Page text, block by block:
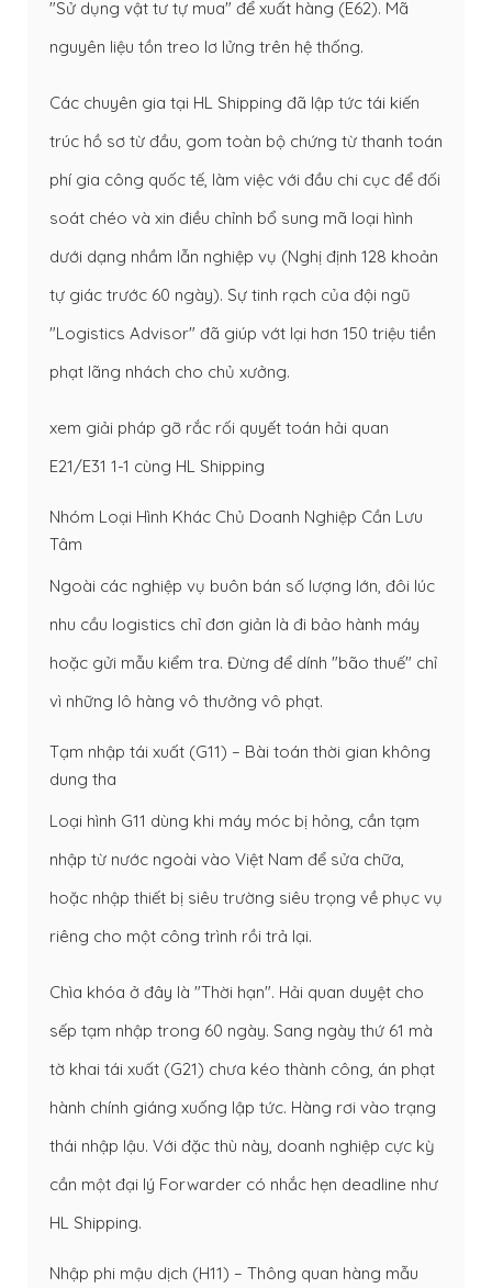
"Sử dụng vật tư tự mua" để xuất hàng (E62). Mã
nguyên liệu tồn treo lơ lửng trên hệ thống.
Các chuyên gia tại HL Shipping đã lập tức tái kiến
trúc hồ sơ từ đầu, gom toàn bộ chứng từ thanh toán
phí gia công quốc tế, làm việc với đầu chi cục để đối
soát chéo và xin điều chỉnh bổ sung mã loại hình
dưới dạng nhầm lẫn nghiệp vụ (Nghị định 128 khoản
tự giác trước 60 ngày). Sự tinh rạch của đội ngũ
"Logistics Advisor" đã giúp vớt lại hơn 150 triệu tiền
phạt lãng nhách cho chủ xưởng.
xem giải pháp gỡ rắc rối quyết toán hải quan
E21/E31 1-1 cùng HL Shipping
Nhóm Loại Hình Khác Chủ Doanh Nghiệp Cần Lưu
Tâm
Ngoài các nghiệp vụ buôn bán số lượng lớn, đôi lúc
nhu cầu logistics chỉ đơn giản là đi bảo hành máy
hoặc gửi mẫu kiểm tra. Đừng để dính "bão thuế" chỉ
vì những lô hàng vô thưởng vô phạt.
Tạm nhập tái xuất (G11) – Bài toán thời gian không
dung tha
Loại hình G11 dùng khi máy móc bị hỏng, cần tạm
nhập từ nước ngoài vào Việt Nam để sửa chữa,
hoặc nhập thiết bị siêu trường siêu trọng về phục vụ
riêng cho một công trình rồi trả lại.
Chìa khóa ở đây là "Thời hạn". Hải quan duyệt cho
sếp tạm nhập trong 60 ngày. Sang ngày thứ 61 mà
tờ khai tái xuất (G21) chưa kéo thành công, án phạt
hành chính giáng xuống lập tức. Hàng rơi vào trạng
thái nhập lậu. Với đặc thù này, doanh nghiệp cực kỳ
cần một đại lý Forwarder có nhắc hẹn deadline như
HL Shipping.
Nhập phi mậu dịch (H11) – Thông quan hàng mẫu